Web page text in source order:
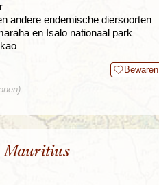
andere endemische diersoorten
en Isalo nationaal park
Bewaren